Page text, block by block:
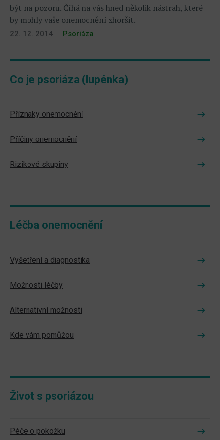
být na pozoru. Číhá na vás hned několik nástrah, které
by mohly vaše onemocnění zhoršit.
22. 12. 2014 Psoriáza
Co je psoriáza (lupénka)
Příznaky onemocnění
Příčiny onemocnění
Rizikové skupiny
Léčba onemocnění
Vyšetření a diagnostika
Možnosti léčby
Alternativní možnosti
Kde vám pomůžou
Život s psoriázou
Péče o pokožku